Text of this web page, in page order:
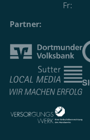
Fr:
Partner: